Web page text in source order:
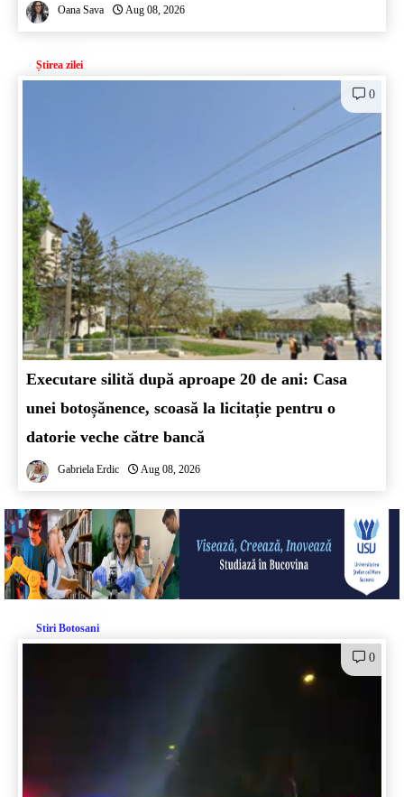
Oana Sava Aug 08, 2026
Știrea zilei
0
Executare silită după aproape 20 de ani: Casa
unei botoșănence, scoasă la licitație pentru o
datorie veche către bancă
Gabriela Erdic Aug 08, 2026
Stiri Botosani
0